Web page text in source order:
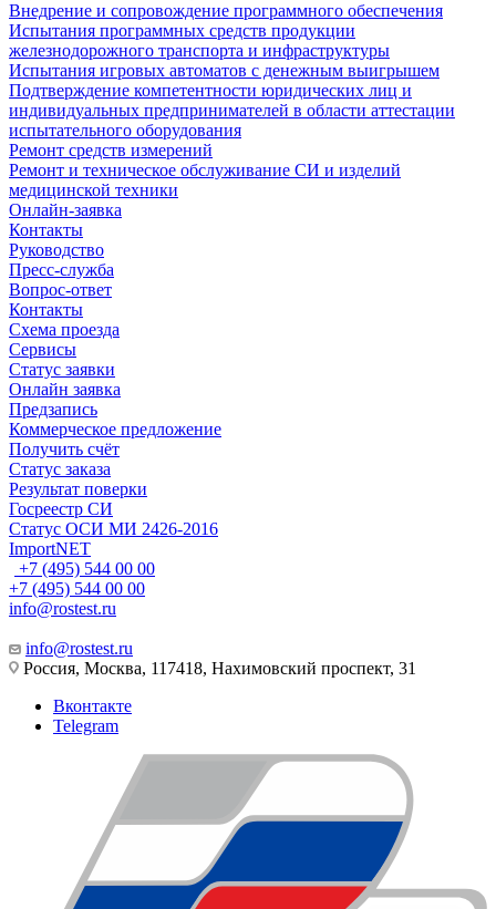
Внедрение и сопровождение программного обеспечения
Испытания программных средств продукции
железнодорожного транспорта и инфраструктуры
Испытания игровых автоматов с денежным выигрышем
Подтверждение компетентности юридических лиц и
индивидуальных предпринимателей в области аттестации
испытательного оборудования
Ремонт средств измерений
Ремонт и техническое обслуживание СИ и изделий
медицинской техники
Онлайн-заявка
Контакты
Руководство
Пресс-служба
Вопрос-ответ
Контакты
Схема проезда
Сервисы
Статус заявки
Онлайн заявка
Предзапись
Коммерческое предложение
Получить счёт
Статус заказа
Результат поверки
Госреестр СИ
Статус ОСИ МИ 2426-2016
ImportNET
+7 (495) 544 00 00
+7 (495) 544 00 00
info@rostest.ru
info@rostest.ru
Россия, Москва, 117418, Нахимовский проспект, 31
Вконтакте
Telegram